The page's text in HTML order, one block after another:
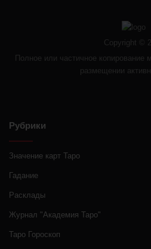
Copyright ©
Полное или частичное копирование
размещении
Рубрики
Значение карт Таро
Гадание
Расклады
Журнал "Академия Таро"
Таро Гороскоп